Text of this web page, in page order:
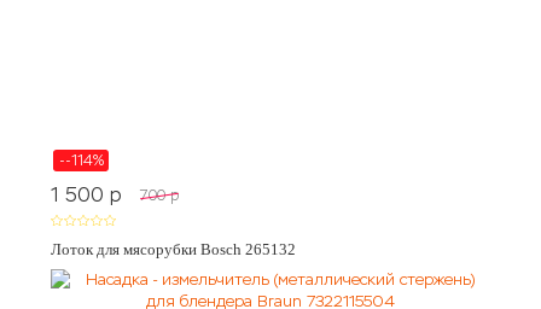
--114%
1 500 p 700 p
Лоток для мясорубки Bosch 265132